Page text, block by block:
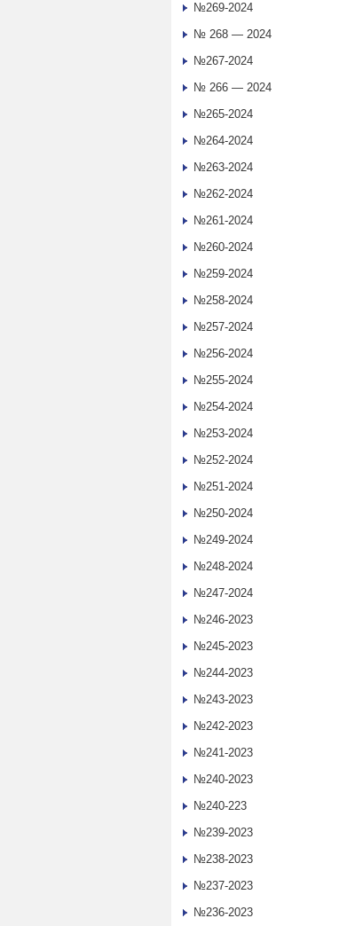
№269-2024
№ 268 — 2024
№267-2024
№ 266 — 2024
№265-2024
№264-2024
№263-2024
№262-2024
№261-2024
№260-2024
№259-2024
№258-2024
№257-2024
№256-2024
№255-2024
№254-2024
№253-2024
№252-2024
№251-2024
№250-2024
№249-2024
№248-2024
№247-2024
№246-2023
№245-2023
№244-2023
№243-2023
№242-2023
№241-2023
№240-2023
№240-223
№239-2023
№238-2023
№237-2023
№236-2023